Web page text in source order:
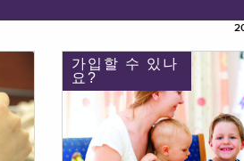
가입할 수 있나
요?